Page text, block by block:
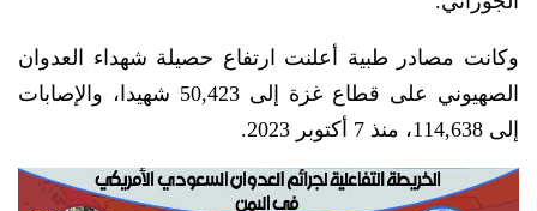
وكانت مصادر طبية أعلنت ارتفاع حصيلة شهداء العدوان
الصهيوني على قطاع غزة إلى 50,423 شهيدا، والإصابات
إلى 114,638، منذ 7 أكتوبر 2023.